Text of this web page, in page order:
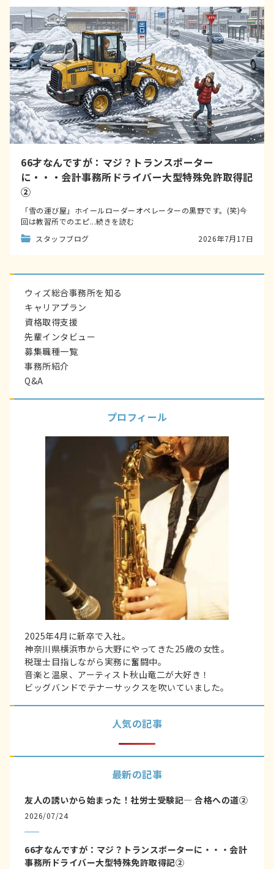
66才なんですが：マジ？トランスポーター
に・・・会計事務所ドライバー大型特殊免許取得記
②
「雪の運び屋」ホイールローダーオペレーターの黒野です。(笑)今
回は教習所でのエピ...続きを読む
スタッフブログ
2026年7月17日
ウィズ総合事務所を知る
キャリアプラン
資格取得支援
先輩インタビュー
募集職種一覧
事務所紹介
Q&A
プロフィール
2025年4月に新卒で入社。
神奈川県横浜市から大野にやってきた25歳の女性。
税理士目指しながら実務に奮闘中。
音楽と温泉、アーティスト秋山竜二が大好き！
ビッグバンドでテナーサックスを吹いていました。
人気の記事
最新の記事
友人の誘いから始まった！社労士受験記― 合格への道②
2026/07/24
66才なんですが：マジ？トランスポーターに・・・会計
事務所ドライバー大型特殊免許取得記②